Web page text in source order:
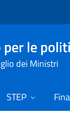
le
dei Ministri
STEP